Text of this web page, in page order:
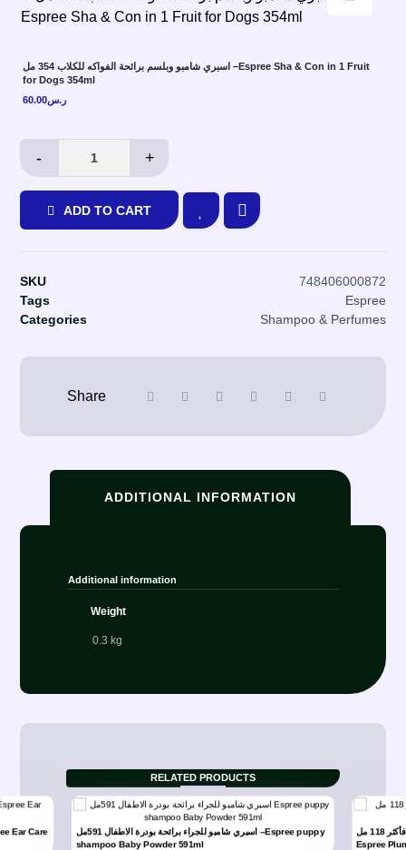
اسبري شامبو وبلسم برائحة الفواكه للكلاب 354 مل –Espree Sha & Con in 1 Fruit
for Dogs 354ml
ر.س60.00
- +
ADD TO CART
SKU
748406000872
Tags
Espree
Categories
Shampoo & Perfumes
ADDITIONAL INFORMATION
Additional information
Weight
0.3 kg
RELATED PRODUCTS
اسبري شامبو للجراء برائحة بودرة الاطفال 591مل –Espree puppy
shampoo Baby Powder 591ml
اسبري عطر زهور الخوخ للكلاب من عمر 3 شهور فأكثر 118 مل –
Espree